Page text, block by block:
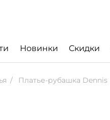
Новинки Скидки
Платье-рубашка Dennis